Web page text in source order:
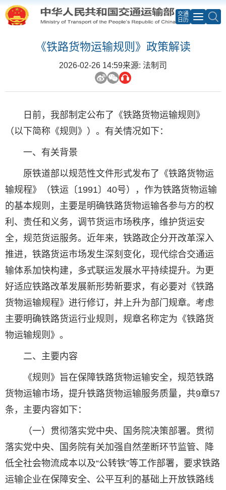
交通
日历
《铁路货物运输规则》政策解读
2026-02-26 14:59来源: 法制司
日前，我部制定公布了《铁路货物运输规则》
（以下简称《规则》）。有关情况如下：
一、有关背景
原铁道部以规范性文件形式发布了《铁路货物运
输规程》（铁运〔1991〕40号），作为铁路货物运输
的基本规则，主要是明确铁路货物运输各参与方的权
利、责任和义务，调节货运市场秩序，维护货运安
全，规范货运服务。近年来，铁路政企分开改革深入
推进，铁路货运市场发生深刻变化，现代综合交通运
输体系加快构建，多式联运发展水平持续提升。为更
好适应铁路改革发展新形势新要求，有必要对《铁路
货物运输规程》进行修订，并上升为部门规章。考虑
主要明确铁路货运行业规则，规章名称定为《铁路货
物运输规则》。
二、主要内容
《规则》旨在保障铁路货物运输安全，规范铁路
货物运输市场，提升铁路货物运输服务质量，共9章57
条，主要内容如下：
（一）贯彻落实党中央、国务院决策部署。贯彻
落实党中央、国务院有关加强自然垄断环节监管、降
低全社会物流成本以及“公转铁”等工作部署，要求铁路
运输企业在保障安全、公平互利的基础上开放铁路线